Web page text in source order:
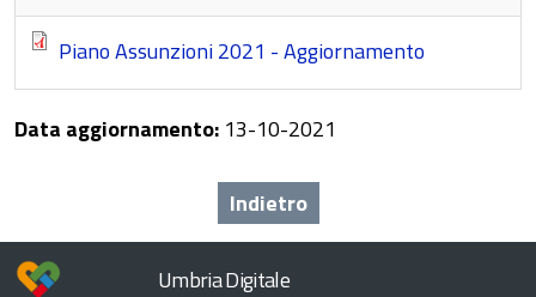
Piano Assunzioni 2021 - Aggiornamento
Data aggiornamento: 13-10-2021
Indietro
Umbria Digitale